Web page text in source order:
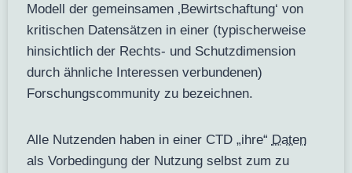
Modell der gemeinsamen ‚Bewirtschaftung‘ von
kritischen Datensätzen in einer (typischerweise
hinsichtlich der Rechts- und Schutzdimension
durch ähnliche Interessen verbundenen)
Forschungscommunity zu bezeichnen.
Alle Nutzenden haben in einer CTD „ihre“ Daten
als Vorbedingung der Nutzung selbst zum zu